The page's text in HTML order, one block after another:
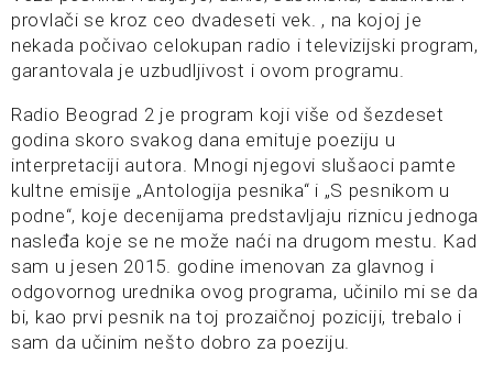
provlači se kroz ceo dvadeseti vek. , na kojoj je
nekada počivao celokupan radio i televizijski program,
garantovala je uzbudljivost i ovom programu.
Radio Beograd 2 je program koji više od šezdeset
godina skoro svakog dana emituje poeziju u
interpretaciji autora. Mnogi njegovi slušaoci pamte
kultne emisije „Antologija pesnika“ i „S pesnikom u
podne“, koje decenijama predstavljaju riznicu jednoga
nasleđa koje se ne može naći na drugom mestu. Kad
sam u jesen 2015. godine imenovan za glavnog i
odgovornog urednika ovog programa, učinilo mi se da
bi, kao prvi pesnik na toj prozaičnoj poziciji, trebalo i
sam da učinim nešto dobro za poeziju.